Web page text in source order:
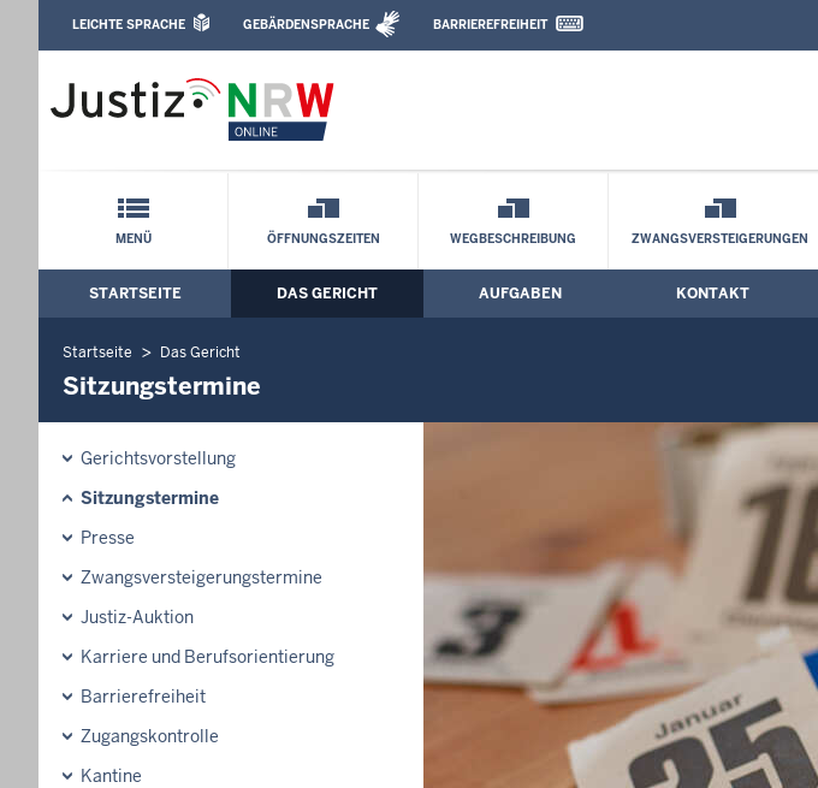
Amtsgericht Köln: Sitzungstermine
Leichte Sprache, Gebärdensprachenvideo und Kontaktformular
LEICHTE SPRACHE GEBÄRDENSPRACHE BARRIEREFREIHEIT
Schnellnavigation mit Volltext-Suche
MENÜ ÖFFNUNGSZEITEN WEGBESCHREIBUNG ZWANGSVERSTEIGERUNGEN
Hauptmenü: Hauptnavigation
STARTSEITE DAS GERICHT AUFGABEN KONTAKT
Startseite Das Gericht
Sitzungstermine
Gerichtsvorstellung
Sitzungstermine
Presse
Zwangsversteigerungs­termine
Justiz-Auktion
Karriere und Berufsorientierung
Barrierefreiheit
Zugangskontrolle
Kantine